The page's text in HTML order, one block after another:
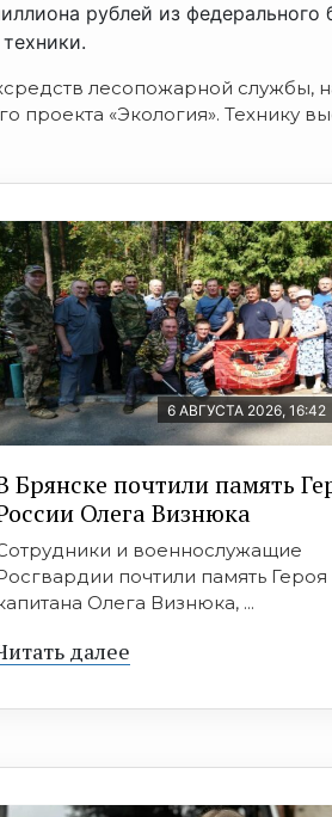
рублей из федерального
лесопожарной службы,
проекта «Экология». Технику
6 АВГУСТА 2026, 16:42
Брянске почтили память
Олега Визнюка
и военнослужащие
почтили память
Олега Визнюка, ...
далее